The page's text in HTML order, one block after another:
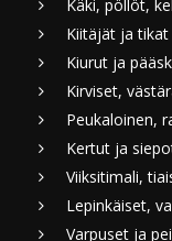
Käki, pöllöt,
Kiitäjät ja tikat
Kiurut ja
Kirviset,
Peukaloinen,
Kertut ja
Viiksitimali,
Lepinkäiset,
Varpuset ja